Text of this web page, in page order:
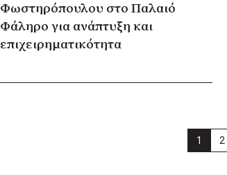
Φωστηρόπουλου στο Παλαιό
Φάληρο για ανάπτυξη και
επιχειρηματικότητα
1 2